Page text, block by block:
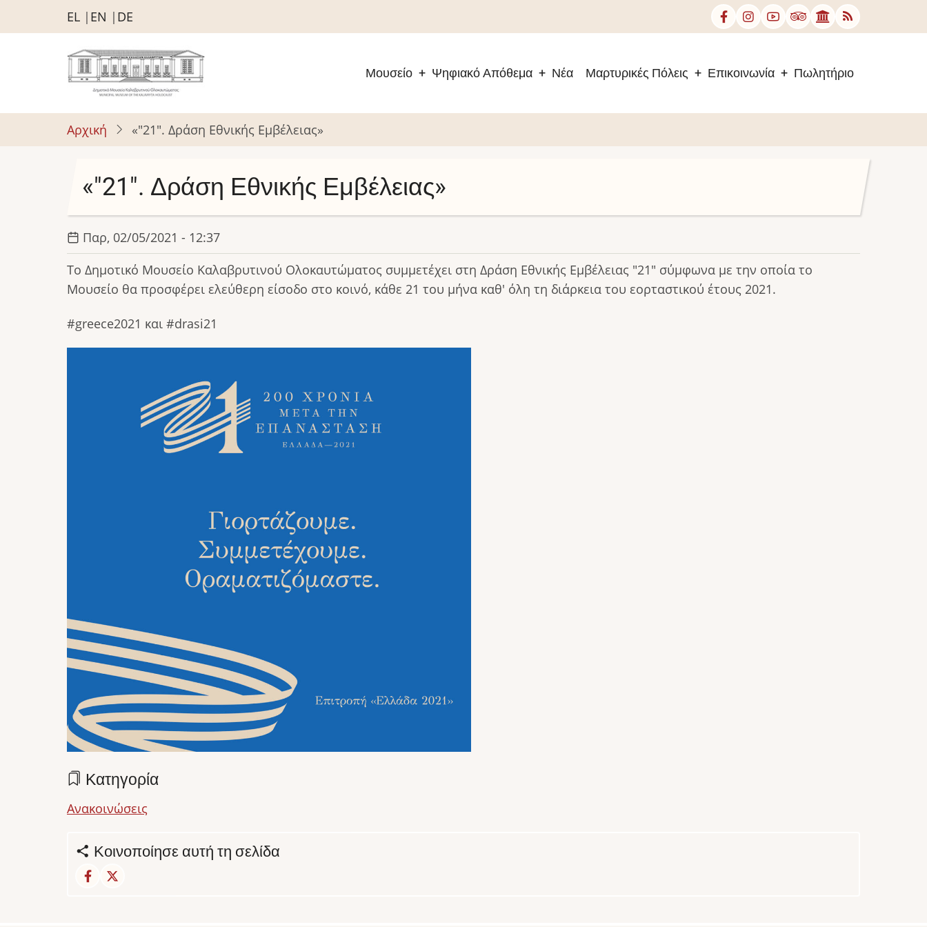
Παράκαμψη
προς
περιεχόμενο
EL EN DE
Μουσείο Ψηφιακό Απόθεμα Νέα Μαρτυρικές Πόλεις Επικοινωνία Πωλητήριο
Αρχική «"21". Δράση Εθνικής Εμβέλειας»
«"21". Δράση Εθνικής Εμβέλειας»
Παρ, 02/05/2021 - 12:37
Το Δημοτικό Μουσείο Καλαβρυτινού Ολοκαυτώματος συμμετέχει στη Δράση Εθνικής Εμβέλειας "21" σύμφωνα με την οποία το
Μουσείο θα προσφέρει ελεύθερη είσοδο στο κοινό, κάθε 21 του μήνα καθ' όλη τη διάρκεια του εορταστικού έτους 2021.
#greece2021 και #drasi21
Κατηγορία
Ανακοινώσεις
Κοινοποίησε αυτή τη σελίδα